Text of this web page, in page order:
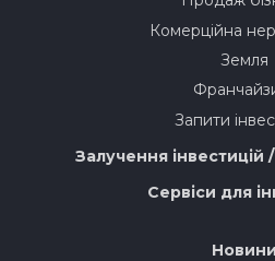
Комерційна
Земля
Запити
Залучення інвестицій
Сервіси для
Новини